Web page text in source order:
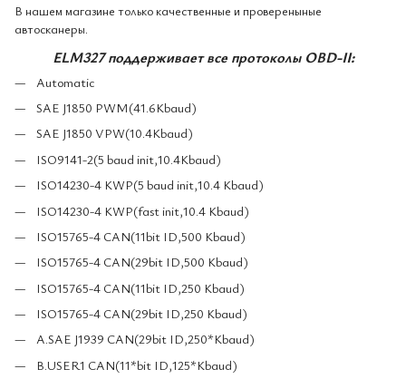
В нашем магазине только качественные и провереныные
автосканеры.
ELM327 поддерживает все протоколы OBD-II:
Automatic
SAE J1850 PWM(41.6Kbaud)
SAE J1850 VPW(10.4Kbaud)
ISO9141-2(5 baud init,10.4Kbaud)
ISO14230-4 KWP(5 baud init,10.4 Kbaud)
ISO14230-4 KWP(fast init,10.4 Kbaud)
ISO15765-4 CAN(11bit ID,500 Kbaud)
ISO15765-4 CAN(29bit ID,500 Kbaud)
ISO15765-4 CAN(11bit ID,250 Kbaud)
ISO15765-4 CAN(29bit ID,250 Kbaud)
A.SAE J1939 CAN(29bit ID,250*Kbaud)
B.USER1 CAN(11*bit ID,125*Kbaud)